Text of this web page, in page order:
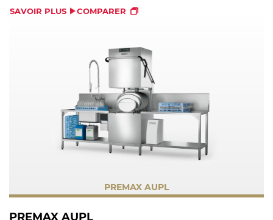
L'utilisation de la douchette n'est plus nécessaire.
SAVOIR PLUS COMPARER
PREMAX AUPL
PREMAX AUPL